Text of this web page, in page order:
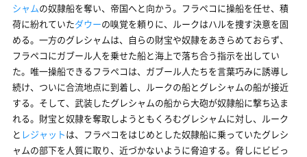
シャムの奴隷船を奪い、帝国へと向かう。フラペコに操船を任せ、積
荷に紛れていたダウーの嗅覚を頼りに、ルークはハルを捜す決意を固
める。一方のグレシャムは、自らの財宝や奴隷をあきらめておらず、
フラペコにガブール人を乗せた船と海上で落ち合う指示を出してい
た。唯一操船できるフラペコは、ガブール人たちを言葉巧みに誘導し
続け、ついに合流地点に到着し、ルークの船とグレシャムの船が接近
する。そして、武装したグレシャムの船から大砲が奴隷船に撃ち込ま
れる。財宝と奴隷を奪取しようともくろむグレシャムに対し、ルーク
と レジャットは、フラペコをはじめとした奴隷船に乗っていたグレシ
ャムの部下を人質に取り、近づかないように脅迫する。脅しにビビっ